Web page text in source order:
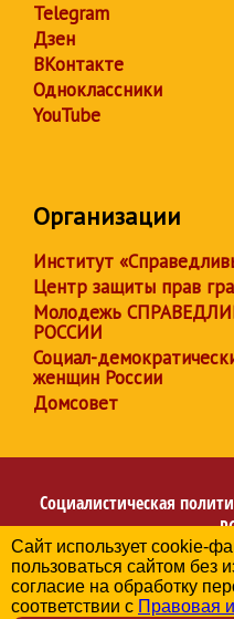
Telegram
Дзен
ВКонтакте
Одноклассники
YouTube
Организации
Институт
Центр защиты прав
Молодежь
РОССИИ
Социал-
женщин России
Домсовет
Социалистическая
Региональное отделение
©
Сайт использует cookie-
пользоваться сайтом без
согласие на обработку
соответствии с Правовая